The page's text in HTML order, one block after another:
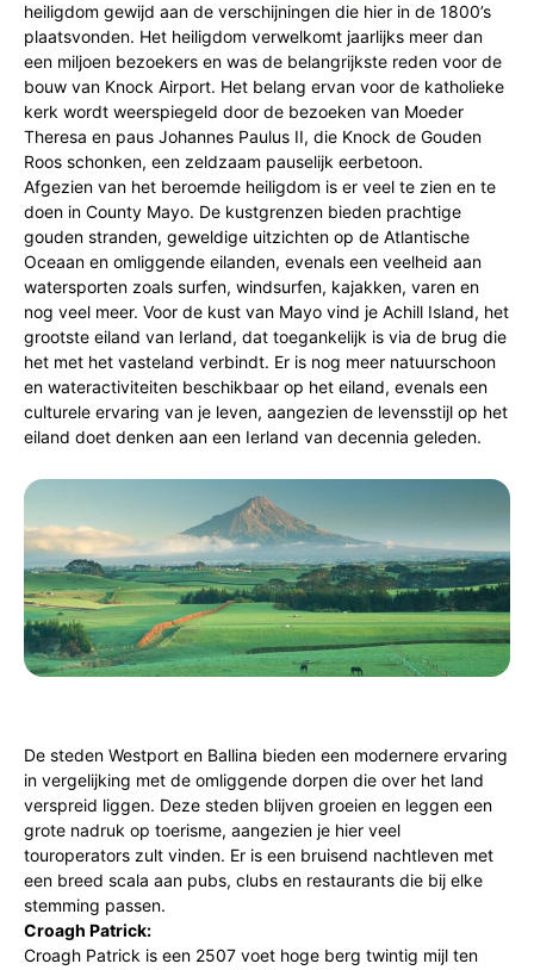
heiligdom gewijd aan de verschijningen die hier in de 1800’s
plaatsvonden. Het heiligdom verwelkomt jaarlijks meer dan
een miljoen bezoekers en was de belangrijkste reden voor de
bouw van Knock Airport. Het belang ervan voor de katholieke
kerk wordt weerspiegeld door de bezoeken van Moeder
Theresa en paus Johannes Paulus II, die Knock de Gouden
Roos schonken, een zeldzaam pauselijk eerbetoon.
Afgezien van het beroemde heiligdom is er veel te zien en te
doen in County Mayo. De kustgrenzen bieden prachtige
gouden stranden, geweldige uitzichten op de Atlantische
Oceaan en omliggende eilanden, evenals een veelheid aan
watersporten zoals surfen, windsurfen, kajakken, varen en
nog veel meer. Voor de kust van Mayo vind je Achill Island, het
grootste eiland van Ierland, dat toegankelijk is via de brug die
het met het vasteland verbindt. Er is nog meer natuurschoon
en wateractiviteiten beschikbaar op het eiland, evenals een
culturele ervaring van je leven, aangezien de levensstijl op het
eiland doet denken aan een Ierland van decennia geleden.
De steden Westport en Ballina bieden een modernere ervaring
in vergelijking met de omliggende dorpen die over het land
verspreid liggen. Deze steden blijven groeien en leggen een
grote nadruk op toerisme, aangezien je hier veel
touroperators zult vinden. Er is een bruisend nachtleven met
een breed scala aan pubs, clubs en restaurants die bij elke
stemming passen.
Croagh Patrick:
Croagh Patrick is een 2507 voet hoge berg twintig mijl ten